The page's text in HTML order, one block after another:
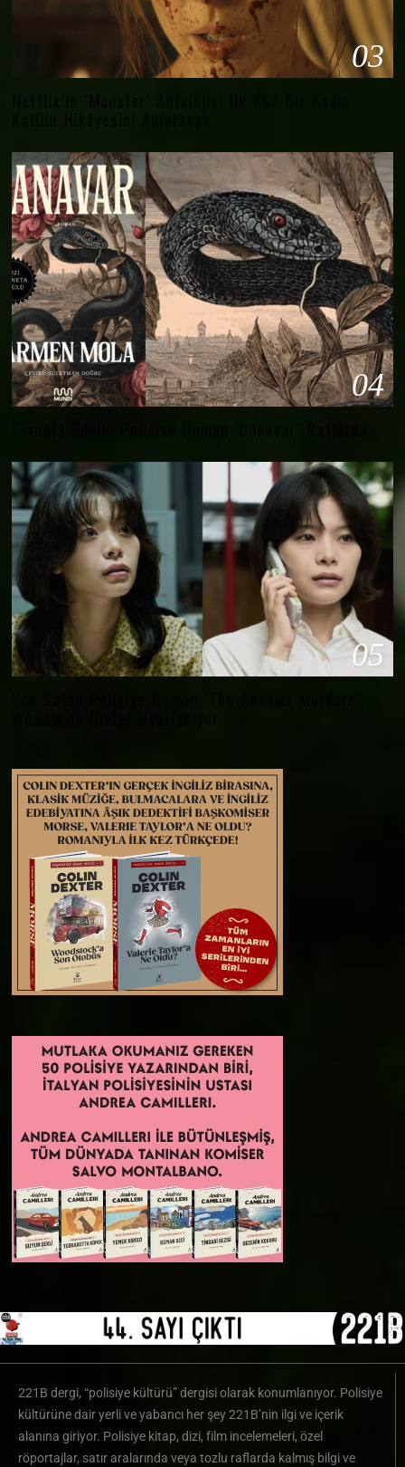
03
04
05
221B dergi, “polisiye kültürü” dergisi olarak konumlanıyor. Polisiye
kültürüne dair yerli ve yabancı her şey 221B’nin ilgi ve içerik
alanına giriyor. Polisiye kitap, dizi, film incelemeleri, özel
röportajlar, satır aralarında veya tozlu raflarda kalmış bilgi ve